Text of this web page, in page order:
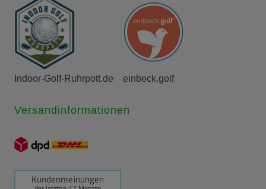
Indoor-Golf-Ruhrpott.de einbeck.golf
Versandinformationen